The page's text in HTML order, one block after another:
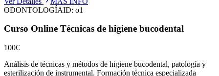
ODONTOLOGÍAID: o1
Curso Online Técnicas de higiene bucodental
100€
Análisis de técnicas y métodos de higiene bucodental, patología y
esterilización de instrumental. Formación técnica especializada